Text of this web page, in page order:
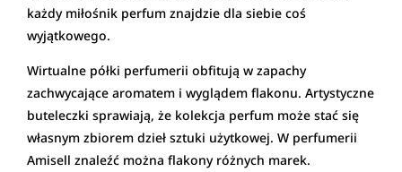
każdy miłośnik perfum znajdzie dla siebie coś
wyjątkowego.
Wirtualne półki perfumerii obfitują w zapachy
zachwycające aromatem i wyglądem flakonu. Artystyczne
buteleczki sprawiają, że kolekcja perfum może stać się
własnym zbiorem dzieł sztuki użytkowej. W perfumerii
Amisell znaleźć można flakony różnych marek.